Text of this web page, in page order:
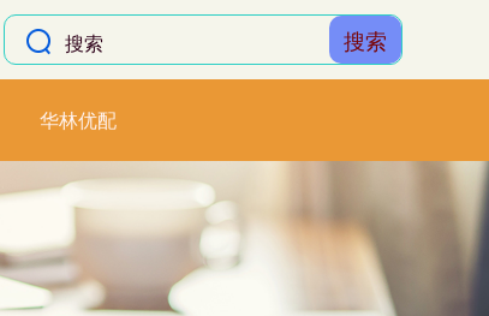
搜索
华林优配